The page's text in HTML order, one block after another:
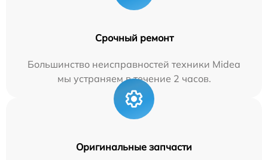
Срочный ремонт
Большинство неисправностей техники Midea
мы устраняем в течение 2 часов.
Оригинальные запчасти